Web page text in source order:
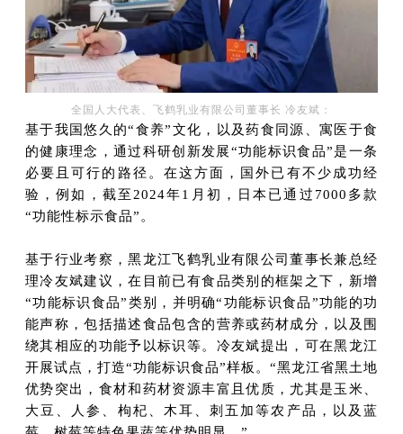
全国人大代表、飞鹤乳业有限公司董事长 冷友斌：
基于我国悠久的“食养”文化，以及药食同源、寓医于食
的健康理念，通过科研创新发展“功能标识食品”是一条
必要且可行的路径。在这方面，国外已有不少成功经
验，例如，截至2024年1月初，日本已通过7000多款
“功能性标示食品”。
基于行业考察，黑龙江飞鹤乳业有限公司董事长兼总经
理冷友斌建议，在目前已有食品类别的框架之下，新增
“功能标识食品”类别，并明确“功能标识食品”功能的功
能声称，包括描述食品包含的营养或药材成分，以及围
绕其相应的功能予以标识等。冷友斌提出，可在黑龙江
开展试点，打造“功能标识食品”样板。“黑龙江省黑土地
优势突出，食材和药材资源丰富且优质，尤其是玉米、
大豆、人参、枸杞、木耳、刺五加等农产品，以及蓝